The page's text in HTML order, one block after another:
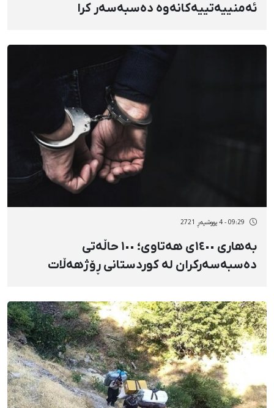
ئەمنییەتییەکانەوە دەسبەسەر کرا
09:29 - 4 پووشپەڕ 2721
بەهاری ١٤٠٠ی هەتاوی؛ ١٠٠ حاڵەتی
دەسبەسەرکران لە کوردستانی ڕۆژهەڵات